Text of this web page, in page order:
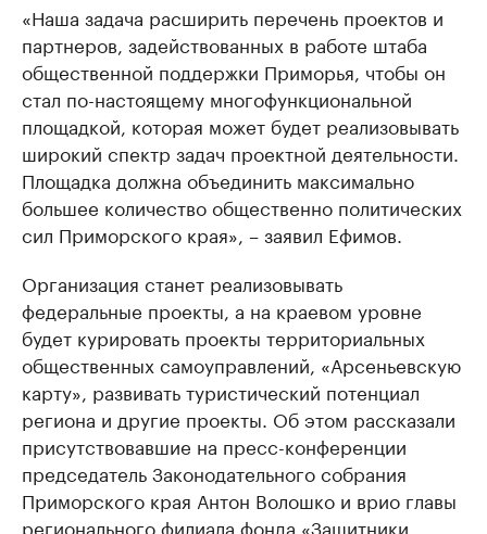
«Наша задача расширить перечень проектов и
партнеров, задействованных в работе штаба
общественной поддержки Приморья, чтобы он
стал по-настоящему многофункциональной
площадкой, которая может будет реализовывать
широкий спектр задач проектной деятельности.
Площадка должна объединить максимально
большее количество общественно политических
сил Приморского края», – заявил Ефимов.
Организация станет реализовывать
федеральные проекты, а на краевом уровне
будет курировать проекты территориальных
общественных самоуправлений, «Арсеньевскую
карту», развивать туристический потенциал
региона и другие проекты. Об этом рассказали
присутствовавшие на пресс-конференции
председатель Законодательного собрания
Приморского края Антон Волошко и врио главы
регионального филиала фонда «Защитники